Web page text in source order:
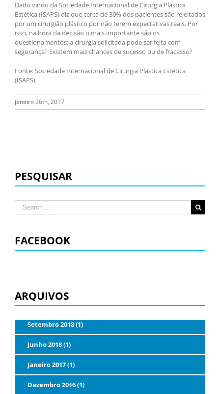
Dado vindo da Sociedade Internacional de Cirurgia Plástica
Estética (ISAPS) diz que cerca de 30% dos pacientes são rejeitados
por um cirurgião plástico por não terem expectativas reais. Por
isso, na hora da decisão o mais importante são os
questionamentos: a cirurgia solicitada pode ser feita com
segurança? Existem mais chances de sucesso ou de fracasso?
Fonte: Sociedade Internacional de Cirurgia Plástica Estética
(ISAPS)
janeiro 26th, 2017
PESQUISAR
Search
for:
FACEBOOK
ARQUIVOS
Setembro 2018 (1)
Junho 2018 (1)
Janeiro 2017 (1)
Dezembro 2016 (1)